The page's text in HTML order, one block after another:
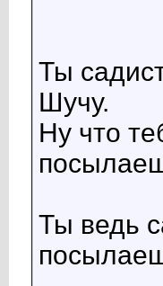
Ты
Шучу.
Ну что
Ты ведь